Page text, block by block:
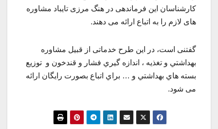
کارشناسان این فرماندهی در هنگ مرزی تایباد مشاوره
های لازم را به اتباع ارائه می دهند.
گفتنی است، در این طرح خدماتی از قبیل مشاوره
بهداشتي و تغذيه ، اندازه گيري فشار و قندخون و توزيع
بسته هاي بهداشتي و … براي اتباع بصورت رايگان ارائه
می شود.